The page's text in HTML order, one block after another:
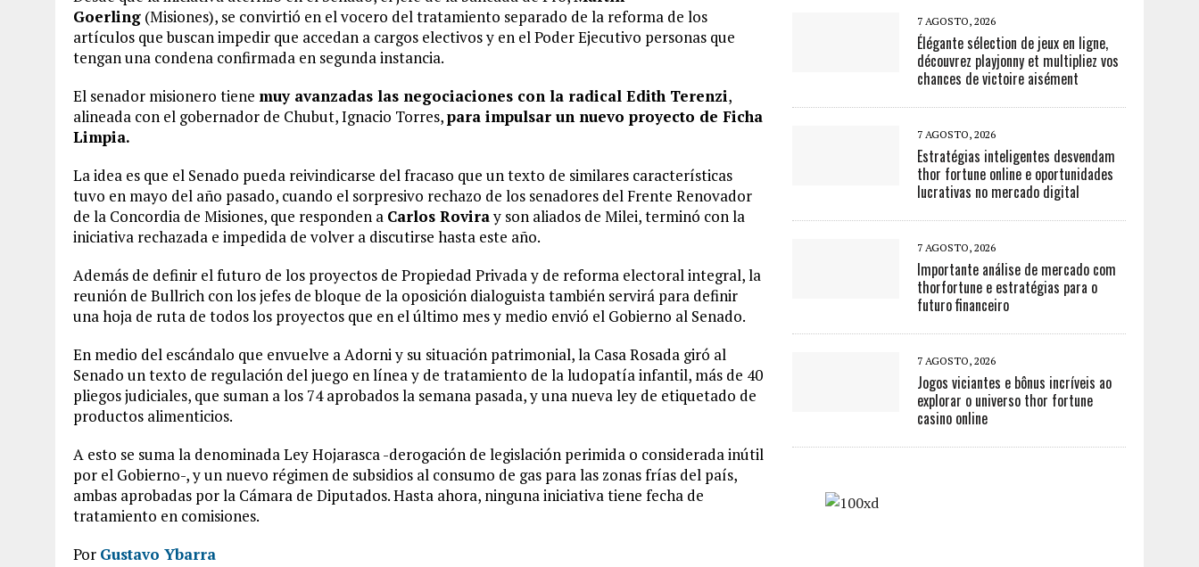
Goerling (Misiones), se convirtió en el vocero del tratamiento separado de la reforma de los
artículos que buscan impedir que accedan a cargos electivos y en el Poder Ejecutivo personas que
tengan una condena confirmada en segunda instancia.
El senador misionero tiene muy avanzadas las negociaciones con la radical Edith Terenzi,
alineada con el gobernador de Chubut, Ignacio Torres,para impulsar un nuevo proyecto de Ficha
Limpia.
La idea es que el Senado pueda reivindicarse del fracaso que un texto de similares características
tuvo en mayo del año pasado, cuando el sorpresivo rechazo de los senadores del Frente Renovador
de la Concordia de Misiones, que responden a Carlos Roviray son aliados de Milei, terminó con la
iniciativa rechazada e impedida de volver a discutirse hasta este año.
Además de definir el futuro de los proyectos de Propiedad Privada y de reforma electoral integral, la
reunión de Bullrich con los jefes de bloque de la oposición dialoguista también servirá para definir
una hoja de ruta de todos los proyectos que en el último mes y medio envió el Gobierno al Senado.
En medio del escándalo que envuelve a Adorni y su situación patrimonial, la Casa Rosada giró al
Senado un texto de regulación del juego en línea y de tratamiento de la ludopatía infantil, más de 40
pliegos judiciales, que suman a los 74 aprobados la semana pasada, y una nueva ley de etiquetado de
productos alimenticios.
A esto se suma la denominada Ley Hojarasca -derogación de legislación perimida o considerada inútil
por el Gobierno-, y un nuevo régimen de subsidios al consumo de gas para las zonas frías del país,
ambas aprobadas por la Cámara de Diputados. Hasta ahora, ninguna iniciativa tiene fecha de
tratamiento en comisiones.
Por Gustavo Ybarra
7 AGOSTO, 2026
Élégante sélection de jeux en ligne,
découvrez playjonny et multipliez vos
chances de victoire aisément
7 AGOSTO, 2026
Estratégias inteligentes desvendam
thor fortune online e oportunidades
lucrativas no mercado digital
7 AGOSTO, 2026
Importante análise de mercado com
thorfortune e estratégias para o
futuro financeiro
7 AGOSTO, 2026
Jogos viciantes e bônus incríveis ao
explorar o universo thor fortune
casino online